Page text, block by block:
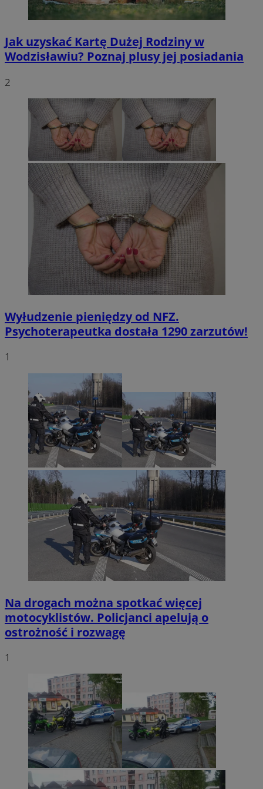
Jak uzyskać Kartę Dużej Rodziny w
Wodzisławiu? Poznaj plusy jej posiadania
2
Wyłudzenie pieniędzy od NFZ.
Psychoterapeutka dostała 1290 zarzutów!
1
Na drogach można spotkać więcej
motocyklistów. Policjanci apelują o
ostrożność i rozwagę
1